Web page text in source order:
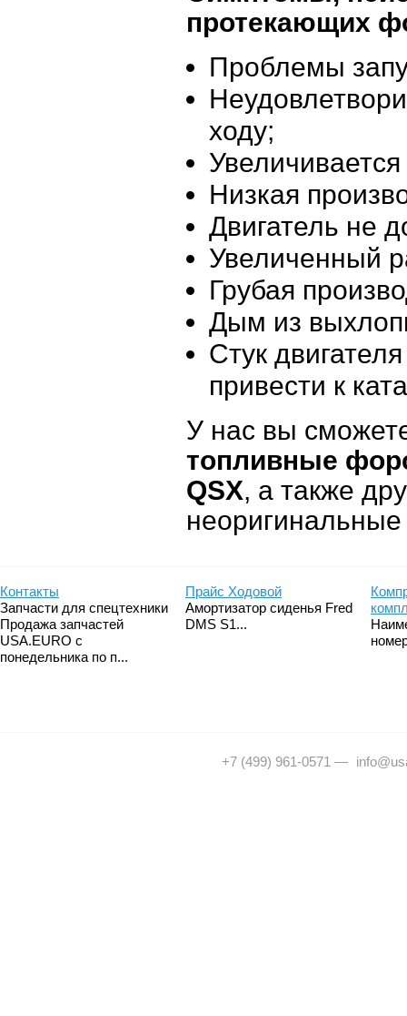
протекающих
Проблемы
ходу;
Низкая
Двигатель не
Увеличенный
Грубая
Дым из
Стук
привести к
У нас вы
топливные
QSX, а также
Контакты
Запчасти для спецтехники
Продажа запчастей
USA.EURO с
понедельника по п...
Прайс Ходовой
Амортизатор сиденья Fred
DMS S1...
+7 (499) 961-0571 —